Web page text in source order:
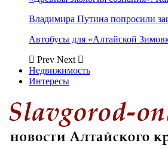
Владимира Путина попросили
Автобусы для «Алтайской
Prev Next
Недвижимость
Интересы